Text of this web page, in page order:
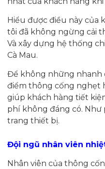
Hiểu được điều này của
tôi đã không ngừng cải
Và xây dựng hệ thống
Cà Mau.
Để không những nhanh
điểm thông cống nghẹt
giúp khách hàng tiết
phí không đáng có. Như
trang thiết bị.
Đội ngũ nhân viên
Nhân viên của thông